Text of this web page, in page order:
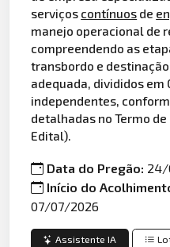
serviços contínuos de
manejo operacional de
compreendendo as
transbordo e
adequada, divididos em
independentes,
detalhadas no Termo
Edital).
Data do Pregão: 24/
Início do
07/07/2026
Assistente IA